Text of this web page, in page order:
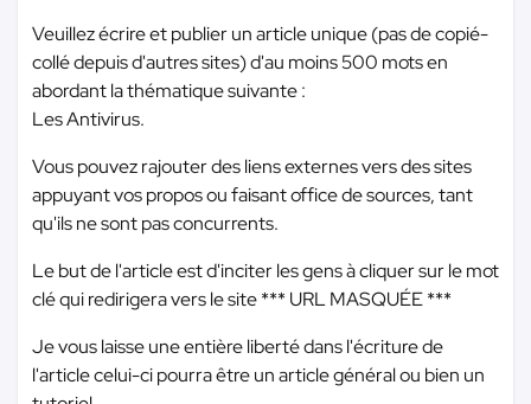
Veuillez écrire et publier un article unique (pas de copié-
collé depuis d'autres sites) d'au moins 500 mots en
abordant la thématique suivante :
Les Antivirus.
Vous pouvez rajouter des liens externes vers des sites
appuyant vos propos ou faisant office de sources, tant
qu'ils ne sont pas concurrents.
Le but de l'article est d'inciter les gens à cliquer sur le mot
clé qui redirigera vers le site*** URL MASQUÉE ***
Je vous laisse une entière liberté dans l'écriture de
l'article celui-ci pourra être un article général ou bien un